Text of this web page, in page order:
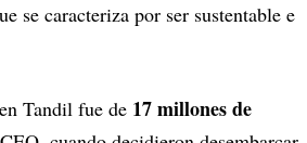
se caracteriza por ser sustentable e
en Tandil fue de 17 millones de